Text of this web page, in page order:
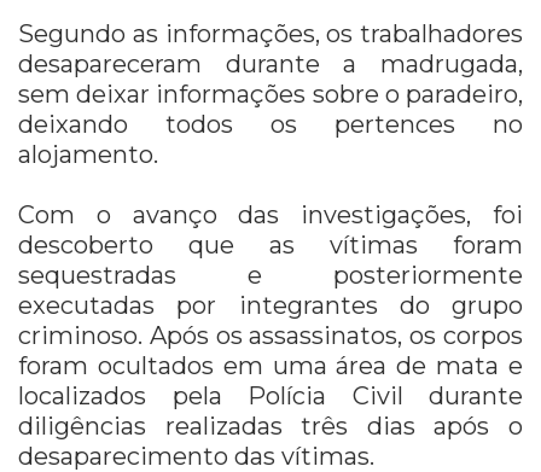
Segundo as informações, os trabalhadores
desapareceram durante a madrugada,
sem deixar informações sobre o paradeiro,
deixando todos os pertences no
alojamento.
Com o avanço das investigações, foi
descoberto que as vítimas foram
sequestradas e posteriormente
executadas por integrantes do grupo
criminoso. Após os assassinatos, os corpos
foram ocultados em uma área de mata e
localizados pela Polícia Civil durante
diligências realizadas três dias após o
desaparecimento das vítimas.